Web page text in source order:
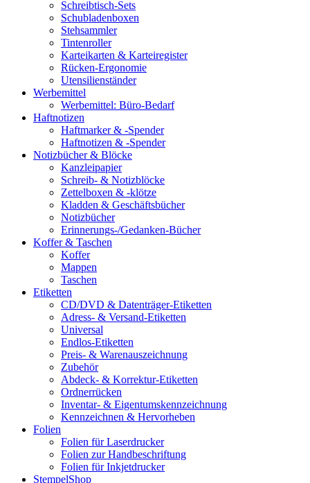
Schreibtisch-Sets
Schubladenboxen
Stehsammler
Tintenroller
Karteikarten & Karteiregister
Rücken-Ergonomie
Utensilienständer
Werbemittel
Werbemittel: Büro-Bedarf
Haftnotizen
Haftmarker & -Spender
Haftnotizen & -Spender
Notizbücher & Blöcke
Kanzleipapier
Schreib- & Notizblöcke
Zettelboxen & -klötze
Kladden & Geschäftsbücher
Notizbücher
Erinnerungs-/Gedanken-Bücher
Koffer & Taschen
Koffer
Mappen
Taschen
Etiketten
CD/DVD & Datenträger-Etiketten
Adress- & Versand-Etiketten
Universal
Endlos-Etiketten
Preis- & Warenauszeichnung
Zubehör
Abdeck- & Korrektur-Etiketten
Ordnerrücken
Inventar- & Eigentumskennzeichnung
Kennzeichnen & Hervorheben
Folien
Folien für Laserdrucker
Folien zur Handbeschriftung
Folien für Inkjetdrucker
StempelShop